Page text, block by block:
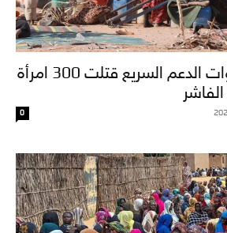
وزيرة سودانية: قوات الدعم السريع قتلت 300 امرأة
0